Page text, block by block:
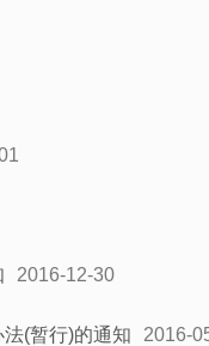
2016-12-30
(暂行)的通知 2016-